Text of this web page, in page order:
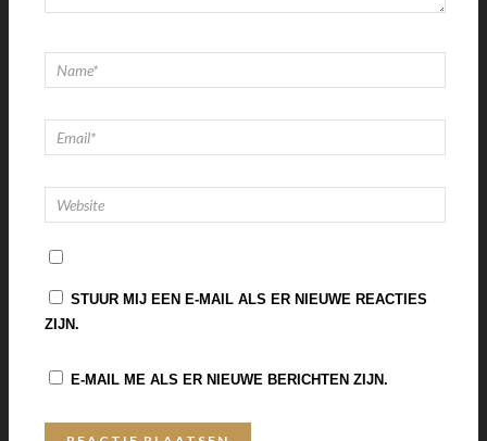
STUUR MIJ EEN E-MAIL ALS ER NIEUWE REACTIES
ZIJN.
E-MAIL ME ALS ER NIEUWE BERICHTEN ZIJN.